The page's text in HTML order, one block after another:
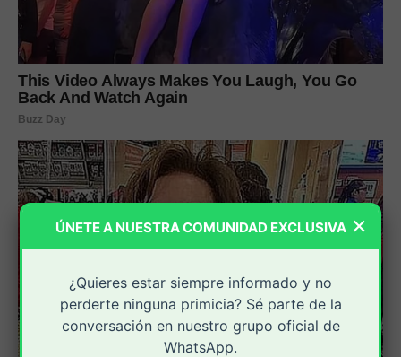
×
ÚNETE A NUESTRA COMUNIDAD EXCLUSIVA
¿Quieres estar siempre informado y no
perderte ninguna primicia? Sé parte de la
conversación en nuestro grupo oficial de
WhatsApp.